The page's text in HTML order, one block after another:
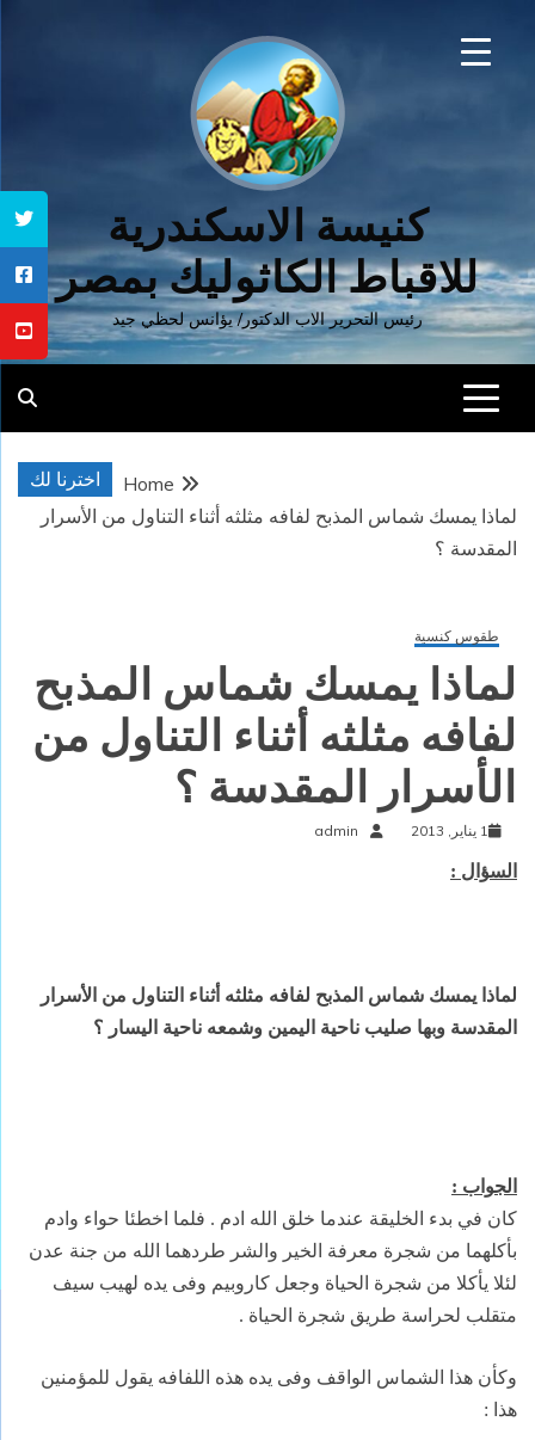
كنيسة الاسكندرية
للاقباط الكاثوليك بمصر
رئيس التحرير الاب الدكتور/ يؤانس لحظي جيد
اخترنا لك
Home
لماذا يمسك شماس المذبح لفافه مثلثه أثناء التناول من الأسرار
المقدسة ؟
طقوس كنسية
لماذا يمسك شماس المذبح
لفافه مثلثه أثناء التناول من
الأسرار المقدسة ؟
1 يناير, 2013 admin
السؤال :
لماذا يمسك شماس المذبح لفافه مثلثه أثناء التناول من الأسرار
المقدسة وبها صليب ناحية اليمين وشمعه ناحية اليسار ؟
الجواب :
كان في بدء الخليقة عندما خلق الله ادم . فلما اخطئا حواء وادم
بأكلهما من شجرة معرفة الخير والشر طردهما الله من جنة عدن
لئلا يأكلا من شجرة الحياة وجعل كاروبيم وفى يده لهيب سيف
متقلب لحراسة طريق شجرة الحياة .
وكأن هذا الشماس الواقف وفى يده هذه اللفافه يقول للمؤمنين
هذا :